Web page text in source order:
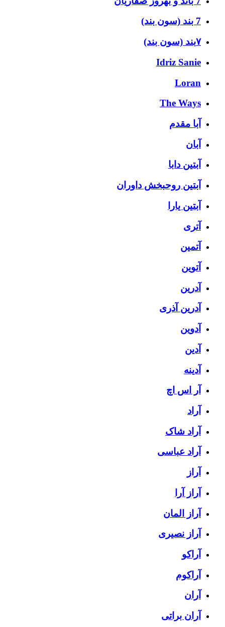
7 بند (سون بند)
۷بند (سون بند)
Idriz Sanie
Loran
The Ways
آبا مقدم
آبان
آبتین دابا
آبتین روحبخش داوران
آبتین یارا
آتری
آتمین
آتوین
آدرین
آدرین آذری
آدوین
آدین
آدینه
آر اس اچ
آراد
آراد شاک
آراد عباسی
آراز
آراز آرا
آراز المان
آراز نصیری
آراکو
آراکوم
آران
آران براتی